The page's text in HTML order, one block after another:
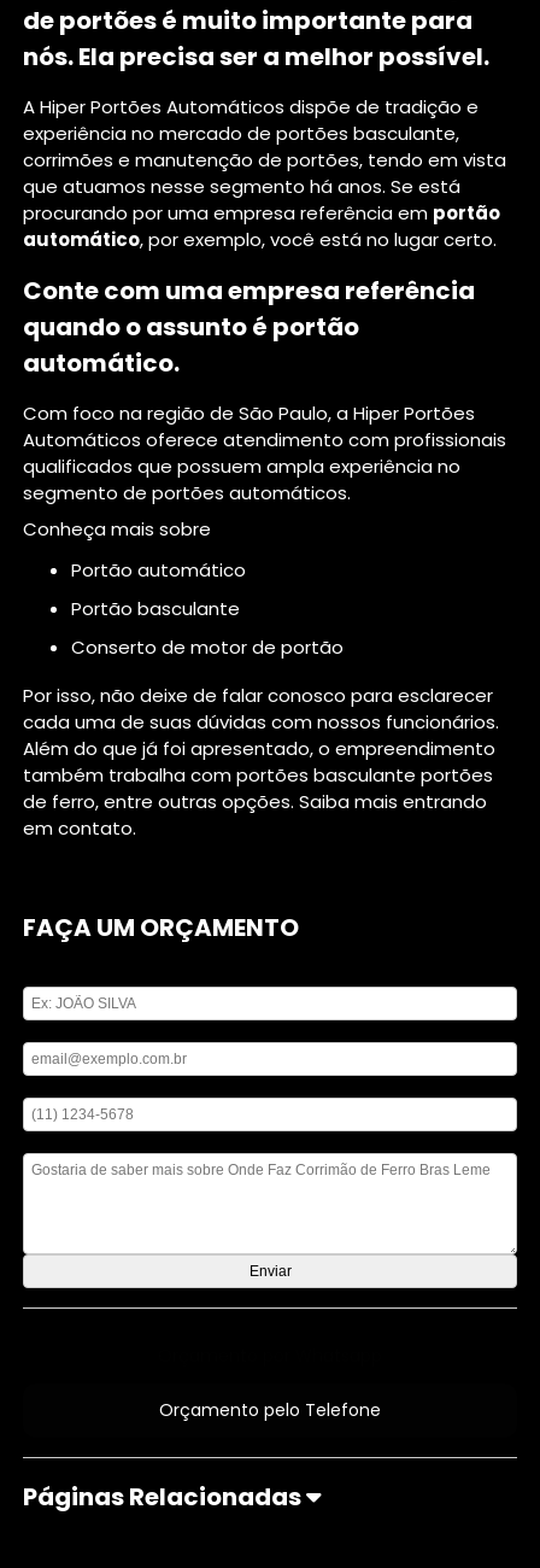
de portões é muito importante para
nós. Ela precisa ser a melhor possível.
A Hiper Portões Automáticos dispõe de tradição e
experiência no mercado de portões basculante,
corrimões e manutenção de portões, tendo em vista
que atuamos nesse segmento há anos. Se está
procurando por uma empresa referência em portão
automático, por exemplo, você está no lugar certo.
Conte com uma empresa referência
quando o assunto é portão
automático.
Com foco na região de São Paulo, a Hiper Portões
Automáticos oferece atendimento com profissionais
qualificados que possuem ampla experiência no
segmento de portões automáticos.
Conheça mais sobre
portão automático
portão basculante
conserto de motor de portão
Por isso, não deixe de falar conosco para esclarecer
cada uma de suas dúvidas com nossos funcionários.
Além do que já foi apresentado, o empreendimento
também trabalha com portões basculante portões
de ferro, entre outras opções. Saiba mais entrando
em contato.
FAÇA UM ORÇAMENTO
Orçamento pelo Telefone
Páginas Relacionadas